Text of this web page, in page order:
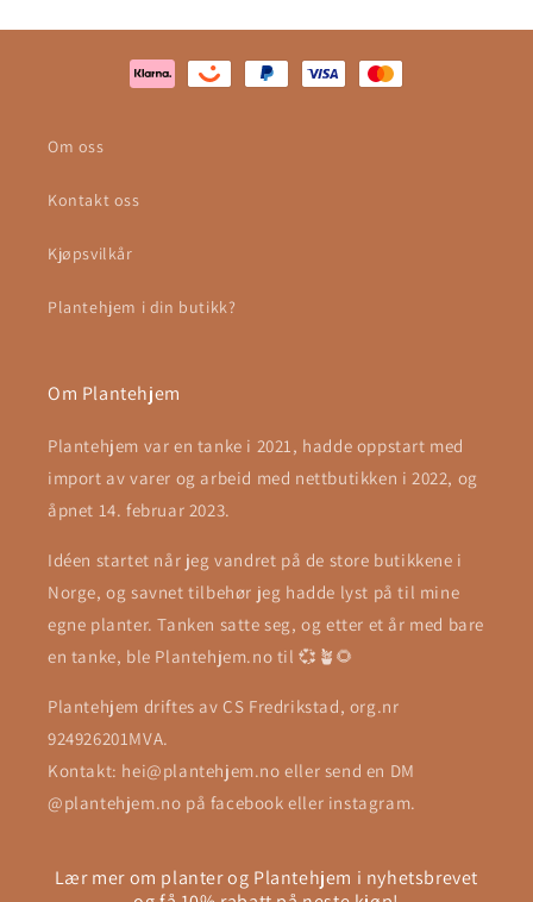
Om oss
Kontakt oss
Kjøpsvilkår
Plantehjem i din butikk?
Om Plantehjem
Plantehjem var en tanke i 2021, hadde oppstart med
import av varer og arbeid med nettbutikken i 2022, og
åpnet 14. februar 2023.
Idéen startet når jeg vandret på de store butikkene i
Norge, og savnet tilbehør jeg hadde lyst på til mine
egne planter. Tanken satte seg, og etter et år med bare
en tanke, ble Plantehjem.no til 💞🪴🌻
Plantehjem driftes av CS Fredrikstad, org.nr
924926201MVA.
Kontakt: hei@plantehjem.no eller send en DM
@plantehjem.no på facebook eller instagram.
Lær mer om planter og Plantehjem i nyhetsbrevet